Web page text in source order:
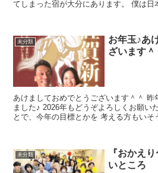
てしまった宿が大分にあります。 僕は日本一周、世界一周を経験し
未分類
お年玉♪あ
ざいます＾
あけましておめでとうございます＾＾ 昨年2025はありがとうござい
ました♪ 2026年もどうぞよろしくお願いたたします＾＾ 年始ってこ
とで、今年の目標とかを 考える方もいそうなので、 ”自分の枠を超
未分類
『おかえ
いところ